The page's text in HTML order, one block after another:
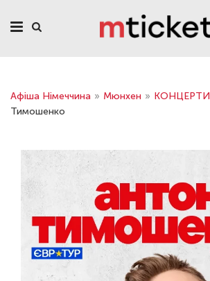
Афіша Німеччина » Мюнхен » КОНЦЕРТИ
Тимошенко